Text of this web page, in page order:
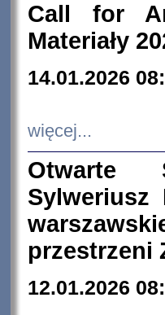
Call for
Materiały
14.01.2026
więcej...
Otwarte
Sylweriusz
przestrzeni
12.01.2026